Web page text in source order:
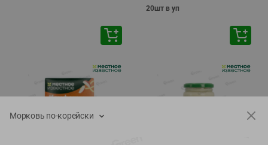
20шт в уп
Морковь по-корейски